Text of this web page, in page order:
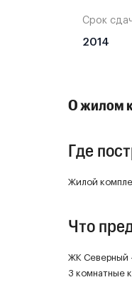
Срок
2014
О жилом
Где
Жилой
Что
ЖК Северный
3 комнатные